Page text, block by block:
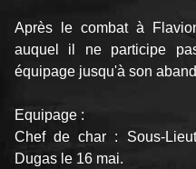
Après le combat à
auquel il ne participe
équipage jusqu'à son
Equipage :
Chef de char : Sous-
Dugas le 16 mai.